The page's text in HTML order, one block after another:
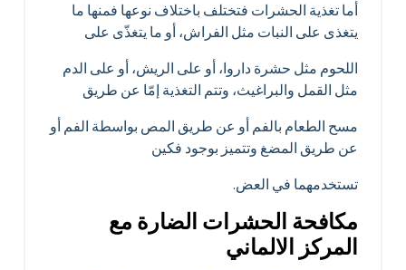
أما تغذية الحشرات فتختلف باختلاف نوعها فمنها ما
يتغذى على النبات مثل الفراش، أو ما يتغذّى على
اللحوم مثل حشرة داروا، أو على الريش، أو على الدم
مثل القمل والبراغيث، وتتم التغذية إمّا عن طريق
مسح الطعام بالفم أو عن طريق المص بواسطة الفم أو
عن طريق المضغ وتتميز بوجود فكين
تستخدمهما في العض.
مكافحة الحشرات الضارة مع
المركز الالماني